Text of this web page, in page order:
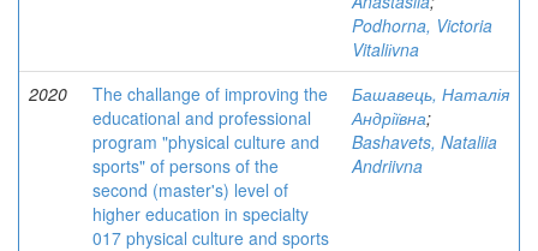
Podhorna, Victoria
Vitaliіvna
2020
The challange of improving the
educational and professional
program "physical culture and
sports" of persons of the
second (master's) level of
higher education in specialty
017 physical culture and sports
Башавець, Наталія
Андріївна;
Bashavets, Nataliia
Andriivna